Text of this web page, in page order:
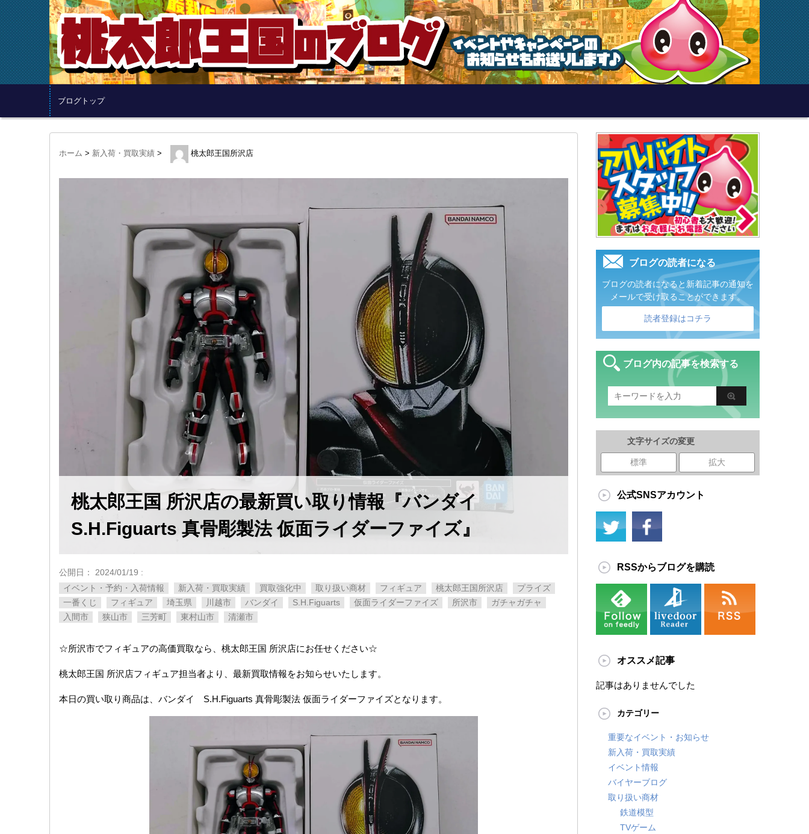
ブログトップ
ホーム > 新入荷・買取実績 > 桃太郎王国所沢店
桃太郎王国 所沢店の最新買い取り情報『バンダイ
S.H.Figuarts ​真骨彫製法 ​仮面ライダーファイズ』
公開日： 2024/01/19 :
イベント・予約・入荷情報
新入荷・買取実績 買取強化中 取り扱い商材 フィギュア 桃太郎王国所沢店
プライズ
一番くじ
フィギュア 埼玉県 川越市 バンダイ S.H.Figuarts 仮面ライダーファイズ 所沢市
ガチャガチャ
入間市
狭山市 三芳町 東村山市 清瀬市
☆所沢市でフィギュアの高価買取なら、桃太郎王国 所沢店にお任せください☆
桃太郎王国 所沢店フィギュア担当者より、最新買取情報をお知らせいたします。
本日の買い取り商品は、バンダイ S.H.Figuarts ​真骨彫製法 ​仮面ライダーファイズとなります。
ブログの読者になる
ブログの読者になると新着記事の通知を
メールで受け取ることができます。
読者登録はコチラ
ブログ内の記事を検索する
文字サイズの変更
標準 拡大
公式SNSアカウント
RSSからブログを購読
オススメ記事
記事はありませんでした
カテゴリー
重要なイベント・お知らせ
新入荷・買取実績
イベント情報
バイヤーブログ
取り扱い商材
鉄道模型
TVゲーム